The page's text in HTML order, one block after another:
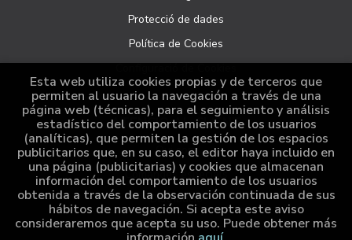
Protecció de dades
Política de Cookies
ATENCIÓ AL CLIENT
Qui som
Comandes especials
Distribució
Esta web utiliza cookies propias y de terceros que
permiten al usuario la navegación a través de una
página web (técnicas), para el seguimiento y análisis
estadístico del comportamiento de los usuarios
(analíticas), que permiten la gestión de los espacios
publicitarios que, en su caso, el editor haya incluido en
una página (publicitarias) y cookies que almacenan
información del comportamiento de los usuarios
obtenida a través de la observación continuada de sus
hábitos de navegación. Si acepta este aviso
consideraremos que acepta su uso. Puede obtener más